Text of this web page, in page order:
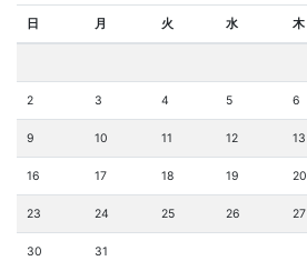
日 月 火 水 木
2 3 4 5 6
9 10 11 12 13
16 17 18 19 20
23 24 25 26 27
30 31